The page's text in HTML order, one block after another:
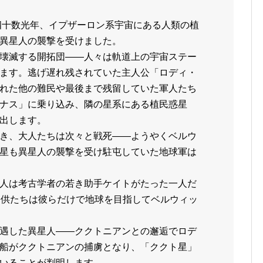
数光年、イプザーロン系宇宙にある人類の植
星人の襲撃を受けました。
滅する開拓団――人々は軌道上の宇宙ステー
す。逃げ遅れ残されていた主人公「ロディ・
た他の難民や最後まで残留していた軍人たち
ス」に乗り込み、隣の星系にある植民惑星
します。
、大人たちは次々と戦死――ようやくベルウ
も異星人の襲撃を受け駐屯していた地球軍は
は考古学者の若き助手ケイトがたった一人だ
たちは彼らだけで地球を目指してベルウィッ
した異星人――ククトニアンとの邂逅でロデ
がククトニアンの捕虜となり、「ククト星」